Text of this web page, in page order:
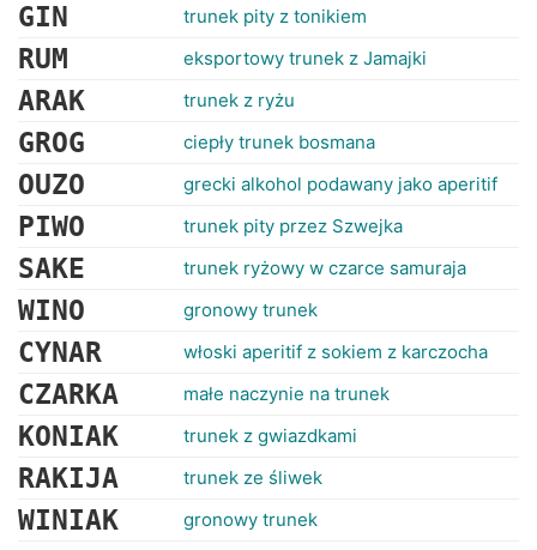
RANKINGI
GIN trunek pity z tonikiem
RUM eksportowy trunek z Jamajki
ARAK trunek z ryżu
GROG ciepły trunek bosmana
OUZO grecki alkohol podawany jako aperitif
PIWO trunek pity przez Szwejka
SAKE trunek ryżowy w czarce samuraja
WINO gronowy trunek
CYNAR włoski aperitif z sokiem z karczocha
CZARKA małe naczynie na trunek
KONIAK trunek z gwiazdkami
RAKIJA trunek ze śliwek
WINIAK gronowy trunek